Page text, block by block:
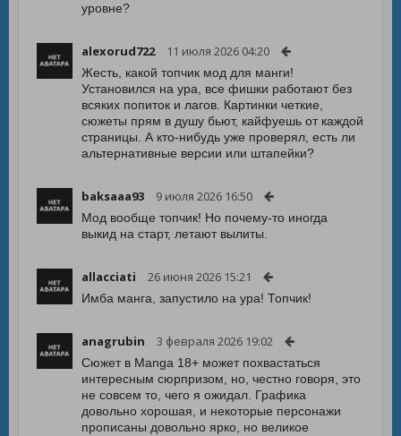
уровне?
alexorud722 11 июля 2026 04:20
Жесть, какой топчик мод для манги!
Установился на ура, все фишки работают без
всяких попиток и лагов. Картинки четкие,
сюжеты прям в душу бьют, кайфуешь от каждой
страницы. А кто-нибудь уже проверял, есть ли
альтернативные версии или штапейки?
baksaaa93 9 июля 2026 16:50
Мод вообще топчик! Но почему-то иногда
выкид на старт, летают вылиты.
allacciati 26 июня 2026 15:21
Имба манга, запустило на ура! Топчик!
anagrubin 3 февраля 2026 19:02
Сюжет в Manga 18+ может похвастаться
интересным сюрпризом, но, честно говоря, это
не совсем то, чего я ожидал. Графика
довольно хорошая, и некоторые персонажи
прописаны довольно ярко, но великое